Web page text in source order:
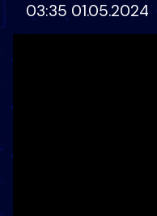
03:35 01.05.2024